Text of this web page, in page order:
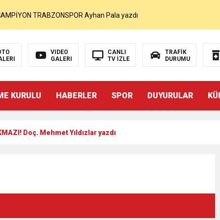
MOHAMED SALAH VE ŞAMPİYON TRABZONSPOR Ayhan Pala yazdı
Muammer Sarıdoğan’a Beşikdüzü’nde hayırlı olsun ziyareti
SUÇ DUYURUSU : TFF YARGIDA
VIDEO
GALERI
CANLI
TV İZLE
TRAFİK
DURUMU
KURULU HABERLER SPOR DUYURULAR
Doç. Mehmet Yıldızlar yazdı